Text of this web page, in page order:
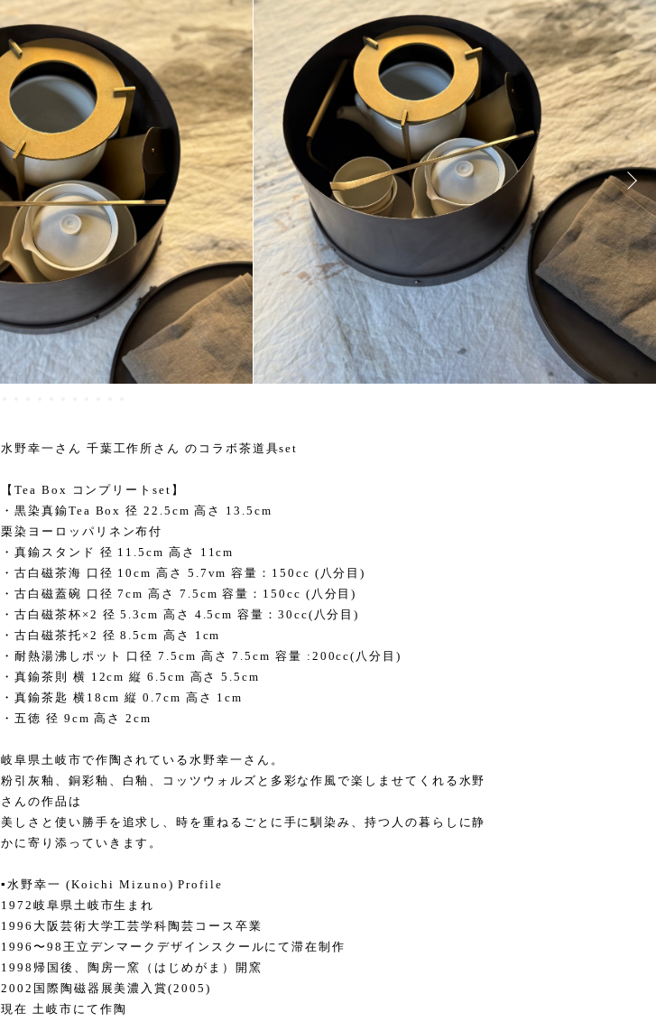
水野幸一さん 千葉工作所さん のコラボ茶道具set
【Tea Box コンプリートset】
・黒染真鍮Tea Box 径 22.5cm 高さ 13.5cm
栗染ヨーロッパリネン布付
・真鍮スタンド 径 11.5cm 高さ 11cm
・古白磁茶海 口径 10cm 高さ 5.7vm 容量：150cc (八分目)
・古白磁蓋碗 口径 7cm 高さ 7.5cm 容量：150cc (八分目)
・古白磁茶杯×2 径 5.3cm 高さ 4.5cm 容量：30cc(八分目)
・古白磁茶托×2 径 8.5cm 高さ 1cm
・耐熱湯沸しポット 口径 7.5cm 高さ 7.5cm 容量 :200cc(八分目)
・真鍮茶則 横 12cm 縦 6.5cm 高さ 5.5cm
・真鍮茶匙 横18cm 縦 0.7cm 高さ 1cm
・五徳 径 9cm 高さ 2cm
岐阜県土岐市で作陶されている水野幸一さん。
粉引灰釉、銅彩釉、白釉、コッツウォルズと多彩な作風で楽しませてくれる水野
さんの作品は
美しさと使い勝手を追求し、時を重ねるごとに手に馴染み、持つ人の暮らしに静
かに寄り添っていきます。
▪️水野幸一 (Koichi Mizuno) Profile
1972岐阜県土岐市生まれ
1996大阪芸術大学工芸学科陶芸コース卒業
1996〜98王立デンマークデザインスクールにて滞在制作
1998帰国後、陶房一窯（はじめがま）開窯
2002国際陶磁器展美濃入賞(2005)
現在 土岐市にて作陶